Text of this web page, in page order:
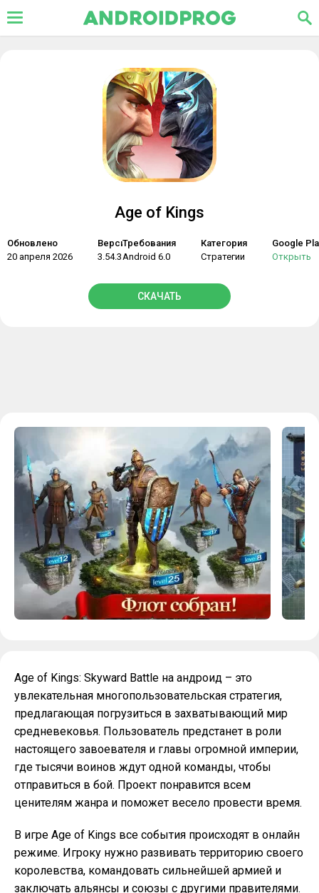
Age of Kings
Обновлено
20 апреля 2026
Версия
3.54.3
Требования
Android 6.0
Категория
Стратегии
Google
Открыть
СКАЧАТЬ
Age of Kings: Skyward Battle на андроид – это
увлекательная многопользовательская стратегия,
предлагающая погрузиться в захватывающий мир
средневековья. Пользователь предстанет в роли
настоящего завоевателя и главы огромной империи,
где тысячи воинов ждут одной команды, чтобы
отправиться в бой. Проект понравится всем
ценителям жанра и поможет весело провести время.
В игре Age of Kings все события происходят в онлайн
режиме. Игроку нужно развивать территорию своего
королевства, командовать сильнейшей армией и
заключать альянсы и союзы с другими правителями.